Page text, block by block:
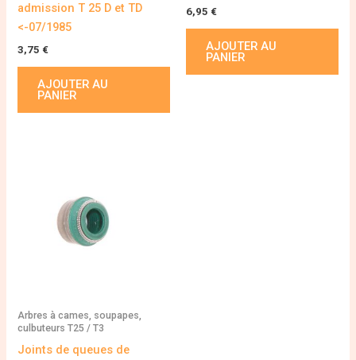
admission T 25 D et TD
<-07/1985
3,75 €
AJOUTER AU
PANIER
6,95 €
AJOUTER AU
PANIER
Arbres à cames, soupapes,
culbuteurs T25 / T3
Joints de queues de